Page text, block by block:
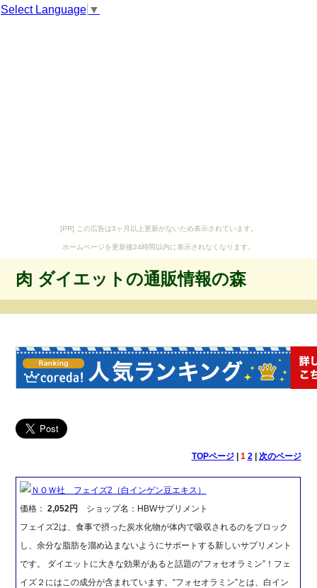
Select Language ▼
[PR] この広告は3ヶ月以上更新がないため表示されています。
ホームページを更新後24時間以内に表示されなくなります。
肉 ダイエットの通販情報の森
TOPページ| 1 2| 次のページ
ＮＯＷ社 フェイズ2（白インゲン豆エキス）
価格：2,052円
ショップ名：HBWサプリメント
フェイズ2は、食事で摂った炭水化物が体内で吸収されるのをブロック
し、余分な脂肪を溜め込まないようにサポートする新しいサプリメント
です。 ダイエットに大きな効果があると話題の“フォセオラミン”！フェ
イズ２にはこの成分が含まれています。“フォセオラミン”とは、白イン